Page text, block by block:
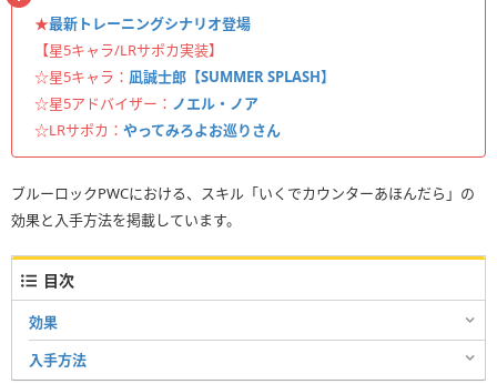
★最新トレーニングシナリオ登場
【星5キャラ/LRサポカ実装】
☆星5キャラ： 凪誠士郎【SUMMER SPLASH】
☆星5アドバイザー： ノエル・ノア
☆LRサポカ： やってみろよお巡りさん
ブルーロックPWCにおける、スキル「いくでカウンターあほんだら」の
効果と入手方法を掲載しています。
目次
効果
入手方法